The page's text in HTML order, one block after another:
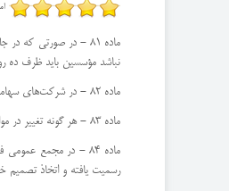
امتیاز
ماده 81 - در صورتی
نباشد مؤسسین باید ظرف ده روز از
ماده 82 - در شركت‌های سهامی خاص تشكیل مجمع عمومی مؤسس الزامی نیست لیكن جلب نظر كارشناس مذكور در ماده 76 این قانون‌ضروری است و نمی‌توان آورده‌های غیر نقد را به مبلغی بیش از ارزیابی كارشناس قبول نمود.
ماده 83 - هر گونه تغییر در مواد اساسنامه یا در سرمایه شركت یا انحلال شركت قبل از موعد منحصراً در صلاحیت مجمع عمومی فوق‌العاده‌می‌باشد.
ماده 84 - در مجمع
رسمیت یافته و اتخاذ